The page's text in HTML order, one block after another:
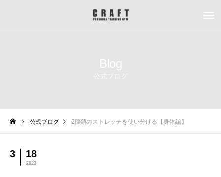
Blog
公式ブログ
公式ブログ 2種類のストレッチを使い分ける【身体編】
3 18
2023